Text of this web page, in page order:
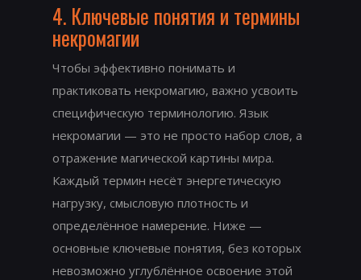
4. Ключевые понятия и термины
некромагии
Чтобы эффективно понимать и
практиковать некромагию, важно усвоить
специфическую терминологию. Язык
некромагии — это не просто набор слов, а
отражение магической картины мира.
Каждый термин несёт энергетическую
нагрузку, смысловую плотность и
определённое намерение. Ниже —
основные ключевые понятия, без которых
невозможно углублённое освоение этой